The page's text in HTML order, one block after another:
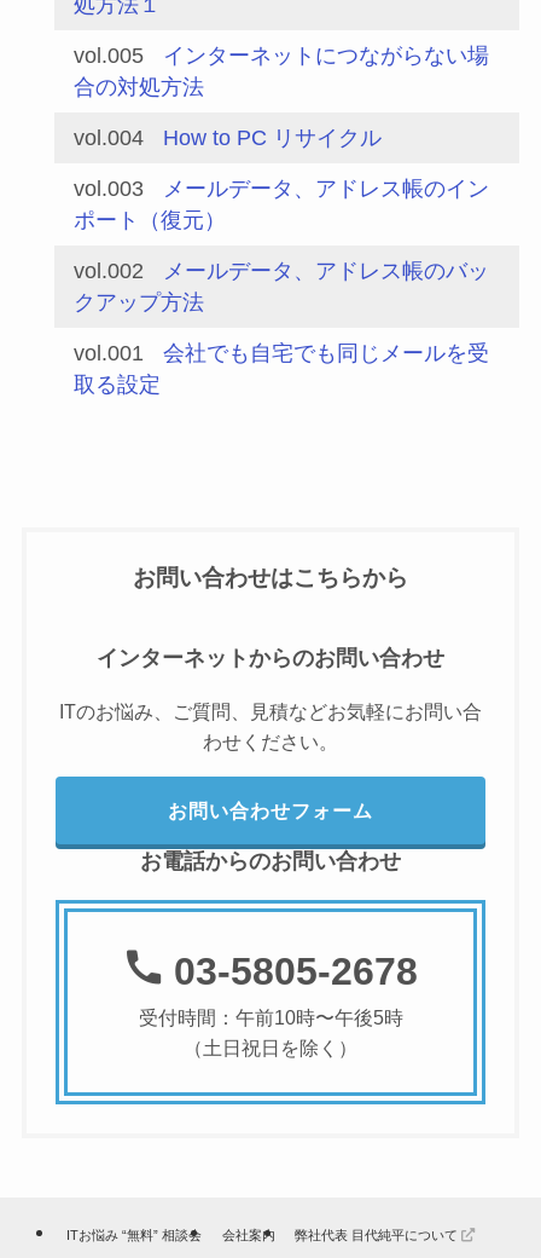
vol.005
インターネットにつながらない場
合の対処方法
vol.004 How to PC リサイクル
vol.003
メールデータ、アドレス帳のイン
ポート（復元）
vol.002
メールデータ、アドレス帳のバッ
クアップ方法
vol.001
会社でも自宅でも同じメールを受
取る設定
お問い合わせはこちらから
インターネットからのお問い合わせ
ITのお悩み、ご質問、見積などお気軽にお問い合
わせください。
お問い合わせフォーム
お電話からのお問い合わせ
03-5805-2678
受付時間：午前10時〜午後5時
（土日祝日を除く）
ITお悩み “無料” 相談会 会社案内 弊社代表 目代純平について